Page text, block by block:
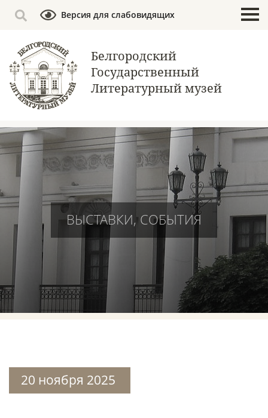
Версия для слабовидящих
Белгородский
Государственный
Литературный музей
ВЫСТАВКИ, СОБЫТИЯ
20 ноября 2025